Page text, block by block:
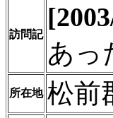
訪問記
あっ
所在地 松前